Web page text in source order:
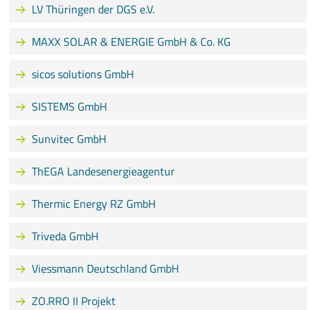
LV Thüringen der DGS e.V.
MAXX SOLAR & ENERGIE GmbH & Co. KG
sicos solutions GmbH
SISTEMS GmbH
Sunvitec GmbH
ThEGA Landesenergieagentur
Thermic Energy RZ GmbH
Triveda GmbH
Viessmann Deutschland GmbH
ZO.RRO II Projekt